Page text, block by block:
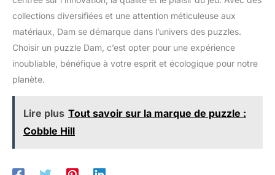
les fans de puzzle ! Ce puzzle 3D peut s'assembler seul ou à
plusieurs pour partager un moment de convivialité en famille
toute autre occasion : Noël, un anniversaire ou juste pour le
plaisir ! ENVIRONNEMENT : Fabriqué en Europe, ce puzzle est
composé de matériaux issus de forêts bien gérées certifiées
FSC, de matériaux recyclés et de matériaux issus d’autres
sources contrôlées (FSC-C111262 ; FSC : organisme à but non
lucratif qui protège, contrôle et encourage la gestion durable
collections diversifiées et une attention méticuleuse aux
matériaux, Dam se démarque dans l’univers des puzzles.
Choisir un puzzle Dam, c’est opter pour une expérience
inoubliable, bénéfique à votre esprit et écologique pour notre
planète.
Lire plus Tout savoir sur la marque de puzzle :
Cobble Hill